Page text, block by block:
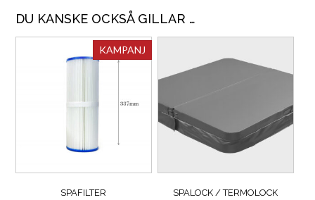
DU KANSKE OCKSÅ GILLAR …
KAMPANJ
SPAFILTER
SPALOCK / TERMOLOCK